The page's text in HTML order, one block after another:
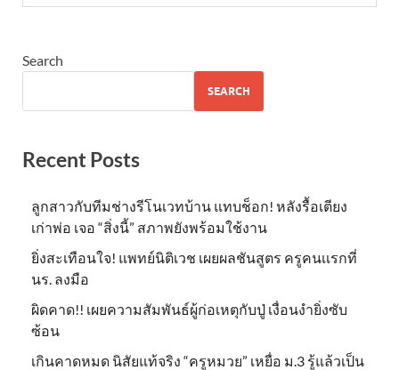
Search
SEARCH
Recent Posts
ลูกสาวกับทีมช่างรีโนเวทบ้าน แทบช็อก! หลังรื้อเตียง
เก่าพ่อ เจอ “สิ่งนี้” สภาพยังพร้อมใช้งาน
ยิ่งสะเทือนใจ! แพทย์นิติเวช เผยผลชันสูตร ครูคนเเรกที่
นร. ลงมือ
ผิดคาด!! เผยความสัมพันธ์ผู้ก่อเหตุกับปู่ เงื่อนงำยิ่งซับ
ซ้อน
เกินคาดหมด นิสัยแท้จริง “ครูหมวย” เหยื่อ ม.3 รู้แล้วเป็น